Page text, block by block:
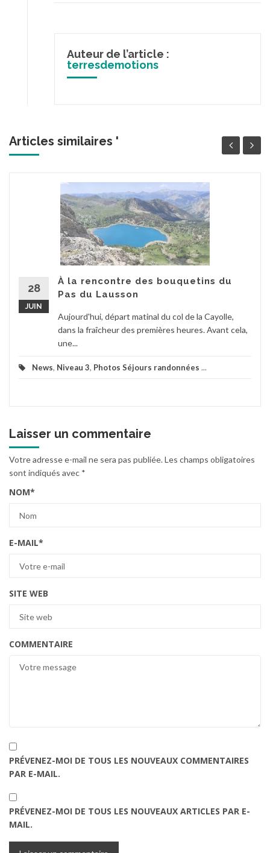
Auteur de l’article :
terresdemotions
Articles similaires '
28
JUIN
À la rencontre des bouquetins du
Pas du Lausson
Aujourd'hui, départ matinal du col de la Cayolle,
dans la fraîcheur des premières heures. Avant cela,
une...
News, Niveau 3, Photos Séjours randonnées ...
Laisser un commentaire
Votre adresse e-mail ne sera pas publiée.Les champs obligatoires
sont indiqués avec *
NOM*
E-MAIL*
SITE WEB
COMMENTAIRE
PRÉVENEZ-MOI DE TOUS LES NOUVEAUX COMMENTAIRES
PAR E-MAIL.
PRÉVENEZ-MOI DE TOUS LES NOUVEAUX ARTICLES PAR E-
MAIL.